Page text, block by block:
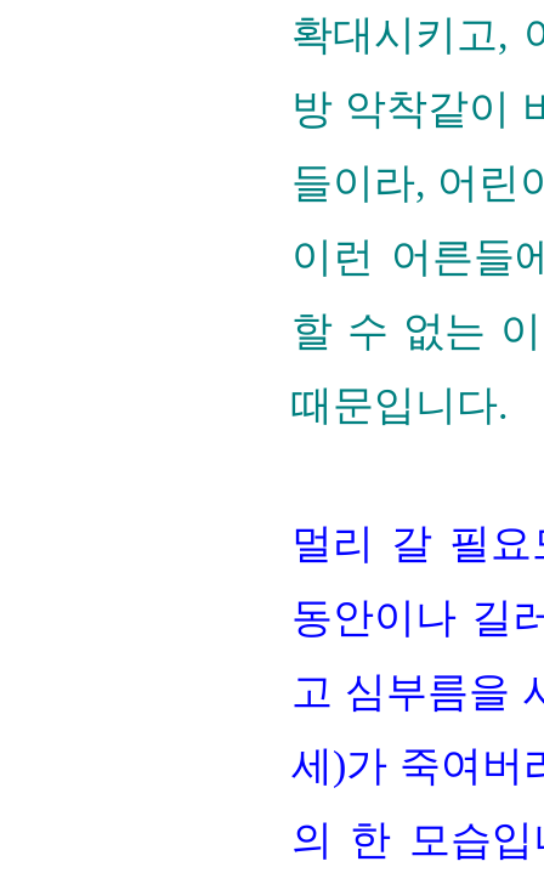
확대시키고,
방 악착같이
들이라, 어린
이런 어른들
할 수 없는
때문입니다.
멀리 갈 필
동안이나 길
고 심부름을
세)가 죽여버
의 한 모습입